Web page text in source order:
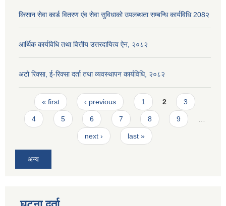
किसान सेवा कार्ड वितरण एंव सेवा सुविधाको उपलब्धता सम्बन्धि कार्यविधि 208२
आर्थिक कार्यविधि तथा वित्तीय उत्तरदायित्व ऐन, २०८२
अटो रिक्सा, ई-रिक्सा दर्ता तथा व्यवस्थापन कार्यविधि, २०८२
Pages
« first ‹ previous 1 2 3
4 5 6 7 8 9
next › last »
अन्य